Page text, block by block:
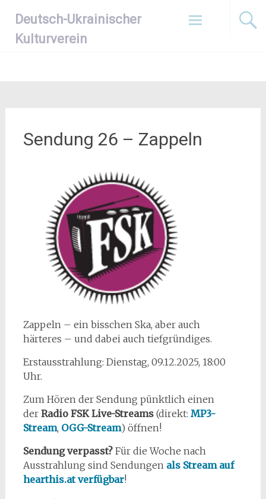
Inhalt
springen
Deutsch-Ukrainischer
Kulturverein
Sendung 26 – Zappeln
Zappeln – ein bisschen Ska, aber auch
härteres – und dabei auch tiefgründiges.
Erstausstrahlung: Dienstag, 09.12.2025, 18:00
Uhr.
Zum Hören der Sendung pünktlich einen
der Radio FSK Live-Streams(direkt: MP3-
Stream, OGG-Stream) öffnen!
Sendung verpasst?Für die Woche nach
Ausstrahlung sind Sendungen als Stream auf
hearthis.at verfügbar!